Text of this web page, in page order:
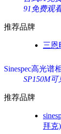
91免费观
推荐品牌
三恩
Sinespec高光谱
SP150M
推荐品牌
拜克)